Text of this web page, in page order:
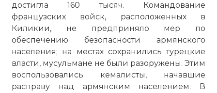
достигла 160 тысяч. Командование
французских войск, расположенных в
Киликии, не предприняло мер по
обеспечению безопасности армянского
населения; на местах сохранились турецкие
власти, мусульмане не были разоружены. Этим
воспользовались кемалисты, начавшие
расправу над армянским населением. В